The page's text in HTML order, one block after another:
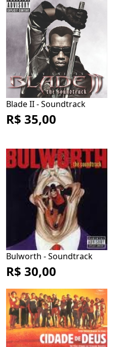
Blade II - Soundtrack
R$ 35,00
Bulworth - Soundtrack
R$ 30,00